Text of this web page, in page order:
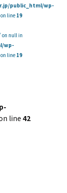
public_html/wp-
on line 19
null in
wp-
on line 19
line42